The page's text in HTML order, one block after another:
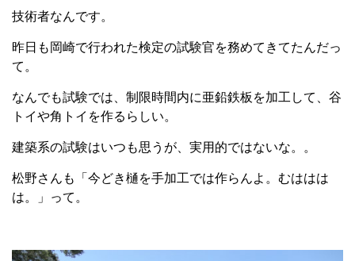
技術者なんです。
昨日も岡崎で行われた検定の試験官を務めてきてたんだっ
て。
なんでも試験では、制限時間内に亜鉛鉄板を加工して、谷
トイや角トイを作るらしい。
建築系の試験はいつも思うが、実用的ではないな。。
松野さんも「今どき樋を手加工では作らんよ。むははは
は。」って。